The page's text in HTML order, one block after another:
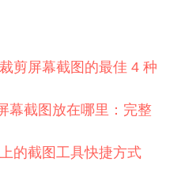
剪屏幕截图的最佳 4 种
幕截图放在哪里：完整
的截图工具快捷方式